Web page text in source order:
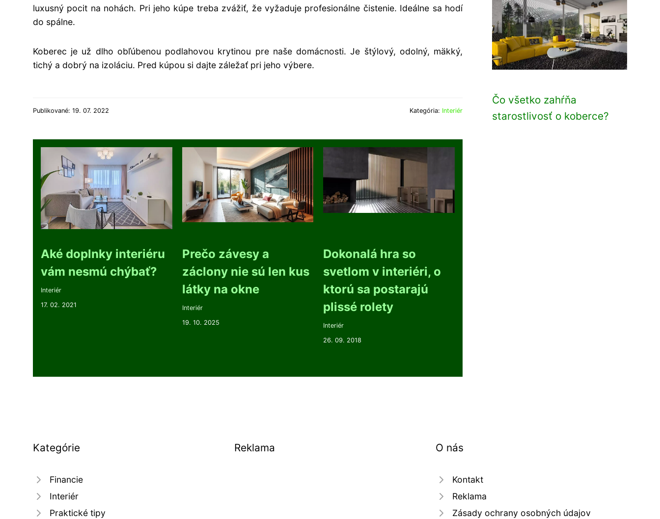
luxusný pocit na nohách. Pri jeho kúpe treba zvážiť, že vyžaduje profesionálne čistenie. Ideálne sa hodí
do spálne.
Koberec je už dlho obľúbenou podlahovou krytinou pre naše domácnosti. Je štýlový, odolný, mäkký,
tichý a dobrý na izoláciu. Pred kúpou si dajte záležať pri jeho výbere.
Publikované: 19. 07. 2022 Kategória: Interiér
Aké doplnky interiéru
vám nesmú chýbať?
Interiér
17. 02. 2021
Prečo závesy a
záclony nie sú len kus
látky na okne
Interiér
19. 10. 2025
Dokonalá hra so
svetlom v interiéri, o
ktorú sa postarajú
plissé rolety
Interiér
26. 09. 2018
Čo všetko zahŕňa
starostlivosť o koberce?
Kategórie
Financie
Interiér
Praktické tipy
Reklama O nás
Kontakt
Reklama
Zásady ochrany osobných údajov